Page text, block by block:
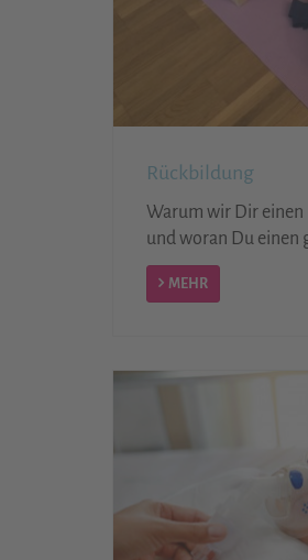
Rückbildung
Warum wir Dir einen
und woran Du einen
MEHR